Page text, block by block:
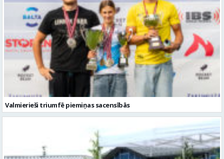
Valmierieši triumfē piemiņas sacensībās